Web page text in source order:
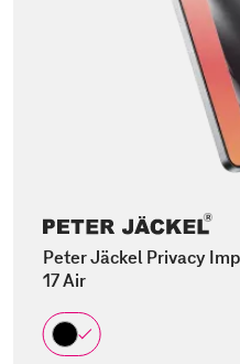
Peter Jäckel Privacy
17 Air